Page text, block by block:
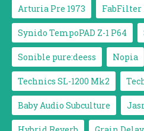
Arturia Pre 1973 FabFilter
Synido TempoPAD Z-1 P64
Sonible pure:deess Nopia
Technics SL-1200 Mk2
Baby Audio Subculture